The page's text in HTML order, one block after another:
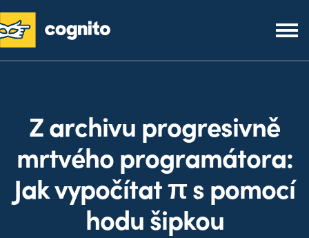
Z archivu progresivně
mrtvého programátora:
Jak vypočítat π s pomocí
hodu šipkou